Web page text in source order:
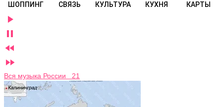
ШОППИНГ СВЯЗЬ КУЛЬТУРА КУХНЯ КАРТЫ




Вся музыка России 21